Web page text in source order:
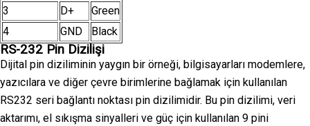
3
D+
Green
4
GND Black
RS-232 Pin Dizilişi
Dijital pin diziliminin yaygın bir örneği, bilgisayarları modemlere,
yazıcılara ve diğer çevre birimlerine bağlamak için kullanılan
RS232 seri bağlantı noktası pin dizilimidir. Bu pin dizilimi, veri
aktarımı, el sıkışma sinyalleri ve güç için kullanılan 9 pini